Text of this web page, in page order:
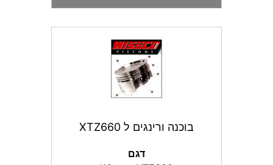
בוכנה ורינגים ל XTZ660
דגם